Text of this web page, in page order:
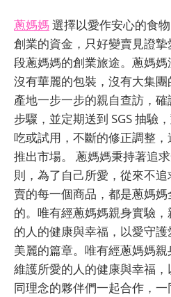
蔥媽媽選擇以愛作安心的食
創業的資金，只好變賣見證
段蔥媽媽的創業旅途。蔥媽媽
沒有華麗的包裝，沒有大集
產地一步一步的親自查訪，
步驟，並定期送到 SGS 抽驗
吃或試用，不斷的修正調整
推出市場。 蔥媽媽秉持著追
則，為了自己所愛，從來不
賣的每一個商品，都是蔥媽
的。唯有經蔥媽媽親身實驗
的人的健康與幸福，以愛守
美麗的篇章。唯有經蔥媽媽
維護所愛的人的健康與幸福
同理念的夥伴們一起合作，一